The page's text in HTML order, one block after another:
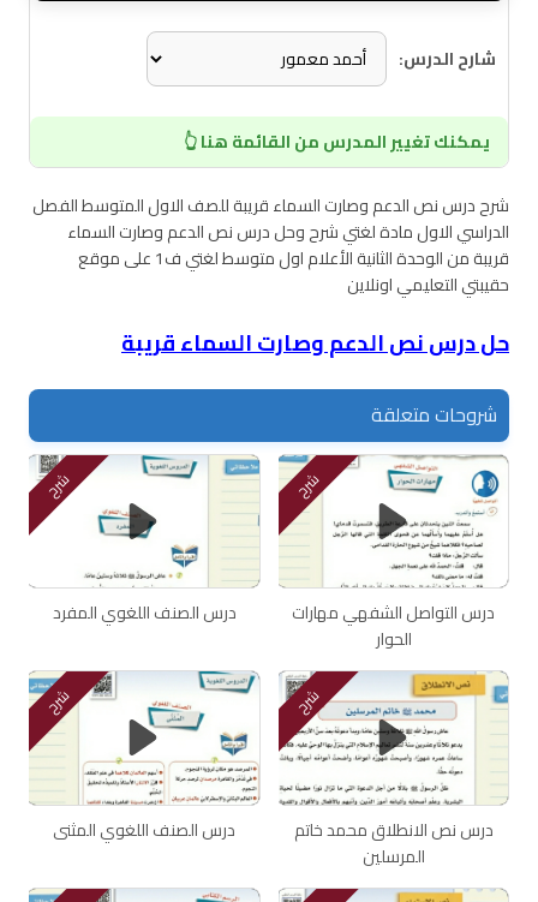
شارح الدرس:
يمكنك تغيير المدرس من القائمة هنا 👆
شرح درس نص الدعم وصارت السماء قريبة للصف الاول المتوسط الفصل
الدراسي الاول مادة لغتي شرح وحل درس نص الدعم وصارت السماء
قريبة من الوحدة الثانية الأعلام اول متوسط لغتي ف1 على موقع
حقيبتي التعليمي اونلاين
حل درس نص الدعم وصارت السماء قريبة
شروحات متعلقة
شرح
درس التواصل الشفهي مهارات
الحوار
شرح
درس الصنف اللغوي المفرد
شرح
درس نص الانطلاق محمد خاتم
المرسلين
شرح
درس الصنف اللغوي المثنى